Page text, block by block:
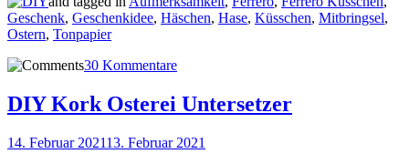
Geschenk, Geschenkidee, Häschen, Hase, Küsschen, Mitbringsel,
Ostern, Tonpapier
30 Kommentare
DIY Kork Osterei Untersetzer
14. Februar 202113. Februar 2021